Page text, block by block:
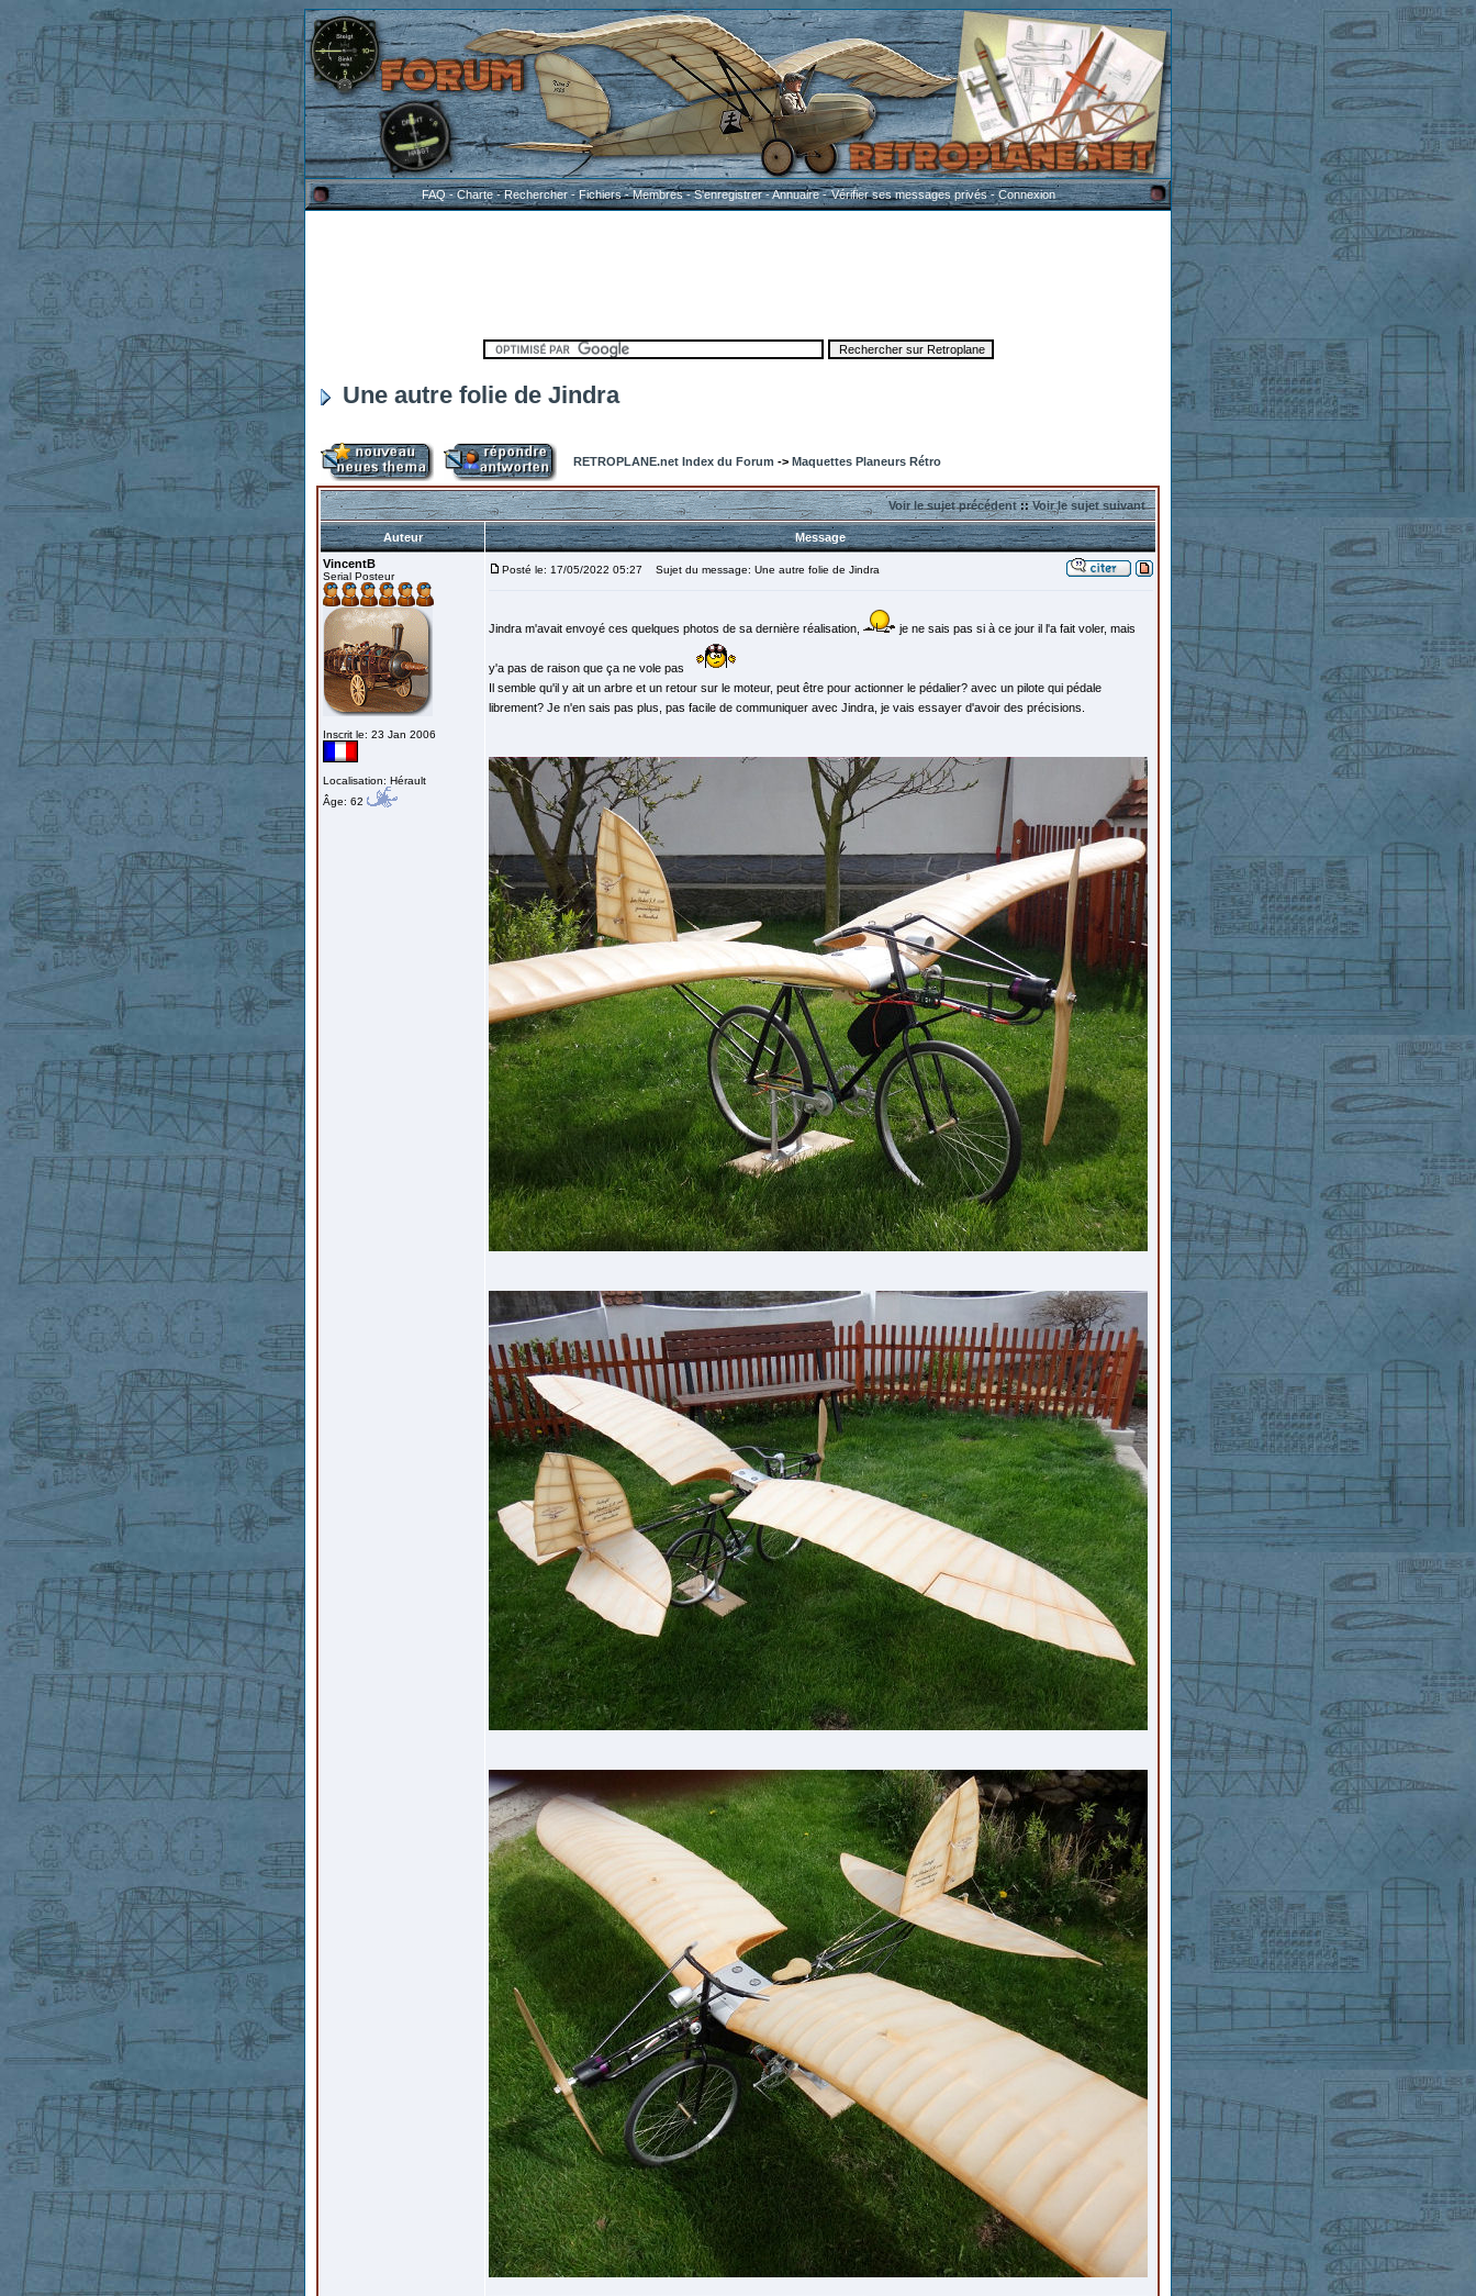
FAQ-Charte-Rechercher-Fichiers-Membres-S'enregistrer-Annuaire-Vérifier ses messages privés-Connexion
Une autre folie de Jindra
RETROPLANE.net Index du Forum -> Maquettes Planeurs Rétro
Voir le sujet précédent::Voir le sujet suivant
Auteur
Message
VincentB
Serial Posteur
Inscrit le: 23 Jan 2006
Localisation: Hérault
Âge: 62
Posté le: 17/05/2022 05:27 Sujet du message: Une autre folie de Jindra
Jindra m'avait envoyé ces quelques photos de sa dernière réalisation, je ne sais pas si à ce jour il l'a fait voler, mais
y'a pas de raison que ça ne vole pas
Il semble qu'il y ait un arbre et un retour sur le moteur, peut être pour actionner le pédalier? avec un pilote qui pédale
librement? Je n'en sais pas plus, pas facile de communiquer avec Jindra, je vais essayer d'avoir des précisions.